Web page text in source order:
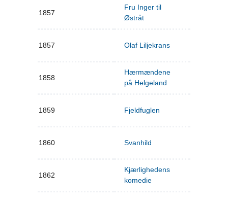
1857
Fru Inger til
Østråt
1857 Olaf Liljekrans
1858
Hærmændene
på Helgeland
1859 Fjeldfuglen
1860 Svanhild
1862
Kjærlighedens
komedie